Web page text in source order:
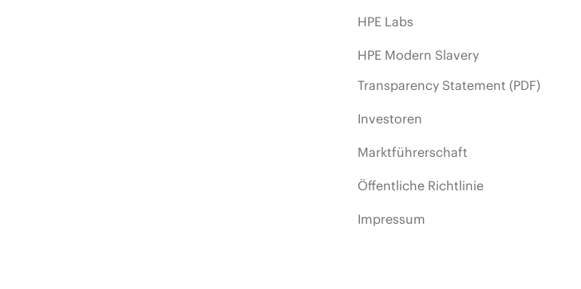
HPE Labs
HPE Modern Slavery
Transparency Statement (PDF)
Investoren
Marktführerschaft
Öffentliche Richtlinie
Impressum